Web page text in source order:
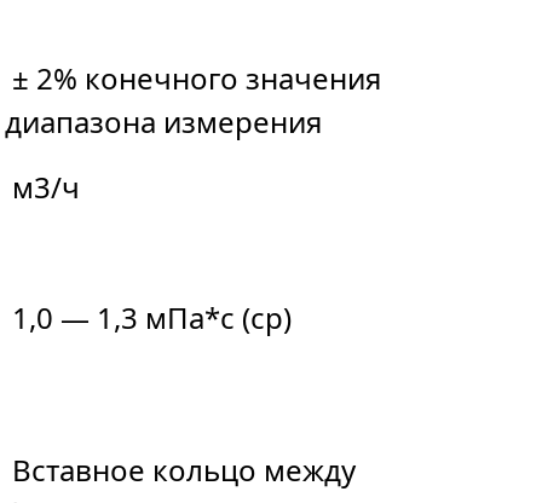
± 2% конечного значения
диапазона измерения
м3/ч
1,0 — 1,3 мПа*с (cp)
Вставное кольцо между